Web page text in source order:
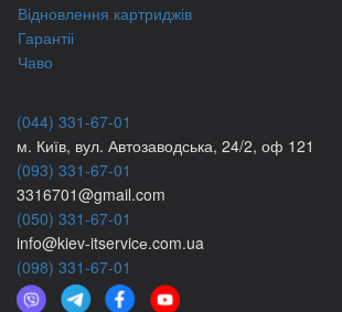
Відновлення картриджів
Гарантіі
Чаво
(044) 331-67-01
м. Київ, вул. Автозаводська, 24/2, оф 121
(093) 331-67-01
3316701@gmail.com
(050) 331-67-01
info@kiev-itservicе.com.ua
(098) 331-67-01